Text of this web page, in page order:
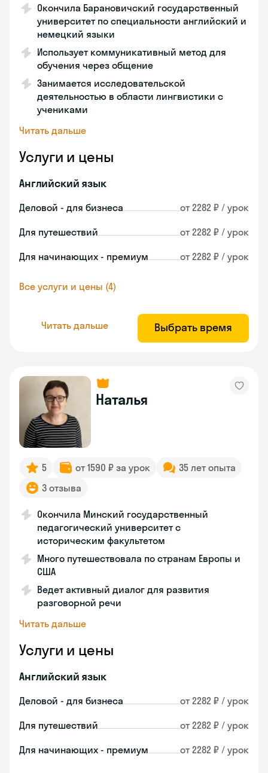
Окончила Барановичский государственный
университет по специальности английский и
немецкий языки
Использует коммуникативный метод для
обучения через общение
Занимается исследовательской
деятельностью в области лингвистики с
учениками
Читать дальше
Услуги и цены
Английский язык
Деловой - для бизнеса от 2282 ₽ / урок
Для путешествий от 2282 ₽ / урок
Для начинающих - премиум от 2282 ₽ / урок
Все услуги и цены (4)
Читать дальше Выбрать время
Наталья
5 от 1590 ₽ за урок
35 лет опыта
3 отзыва
Окончила Минский государственный
педагогический университет с
историческим факультетом
Много путешествовала по странам Европы и
США
Ведет активный диалог для развития
разговорной речи
Читать дальше
Услуги и цены
Английский язык
Деловой - для бизнеса от 2282 ₽ / урок
Для путешествий от 2282 ₽ / урок
Для начинающих - премиум от 2282 ₽ / урок